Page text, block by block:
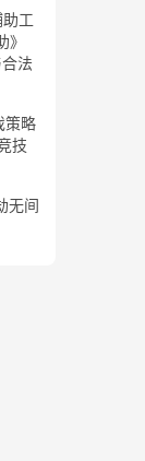
工
法
策略
技
无间